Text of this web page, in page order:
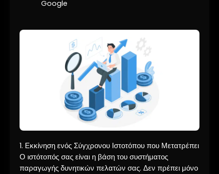
Google
1. Εκκίνηση ενός Σύγχρονου Ιστοτόπου που Μετατρέπει
Ο ιστότοπός σας είναι η βάση του συστήματος
παραγωγής δυνητικών πελατών σας. Δεν πρέπει μόνο